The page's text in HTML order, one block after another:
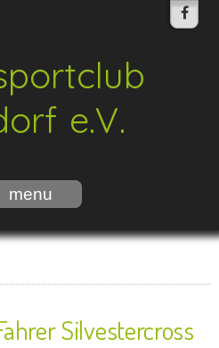
e.V.
menu
Silvestercross